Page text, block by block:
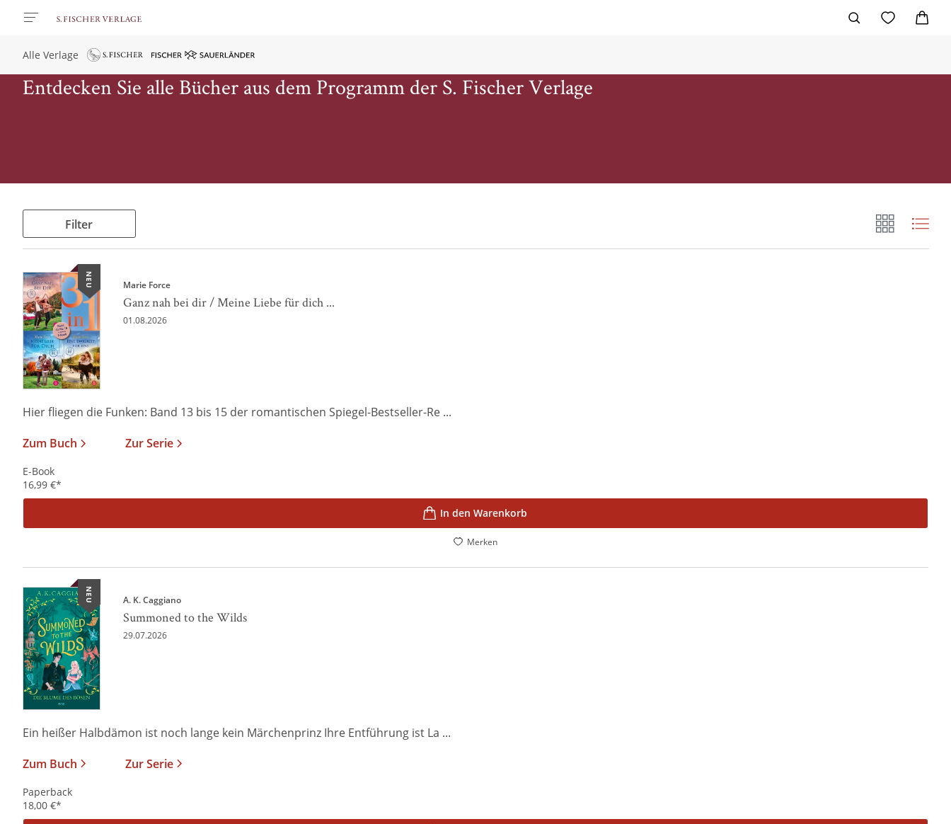
Alle Verlage
Entdecken Sie alle Bücher aus dem Programm der S. Fischer Verlage
Filter
NEU Marie Force
Ganz nah bei dir / Meine Liebe für dich ...
01.08.2026
Hier fliegen die Funken: Band 13 bis 15 der romantischen Spiegel-Bestseller-Re ...
Zum Buch
Zur Serie
E-Book
16,99 €*
In den Warenkorb
Merken
NEU A. K. Caggiano
Summoned to the Wilds
29.07.2026
Ein heißer Halbdämon ist noch lange kein Märchenprinz Ihre Entführung ist La ...
Zum Buch
Zur Serie
Paperback
18,00 €*